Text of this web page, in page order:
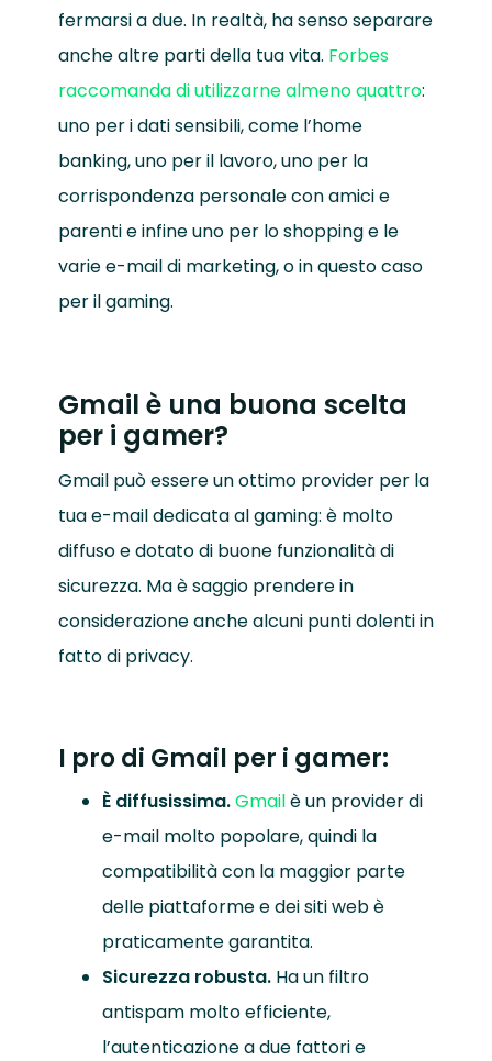
fermarsi a due. In realtà, ha senso separare
anche altre parti della tua vita. Forbes
raccomanda di utilizzarne almeno quattro:
uno per i dati sensibili, come l’home
banking, uno per il lavoro, uno per la
corrispondenza personale con amici e
parenti e infine uno per lo shopping e le
varie e-mail di marketing, o in questo caso
per il gaming.
Gmail è una buona scelta
per i gamer?
Gmail può essere un ottimo provider per la
tua e-mail dedicata al gaming: è molto
diffuso e dotato di buone funzionalità di
sicurezza. Ma è saggio prendere in
considerazione anche alcuni punti dolenti in
fatto di privacy.
I pro di Gmail per i gamer:
È diffusissima.Gmailè un provider di
e-mail molto popolare, quindi la
compatibilità con la maggior parte
delle piattaforme e dei siti web è
praticamente garantita.
Sicurezza robusta.Ha un filtro
antispam molto efficiente,
l’autenticazione a due fattori e